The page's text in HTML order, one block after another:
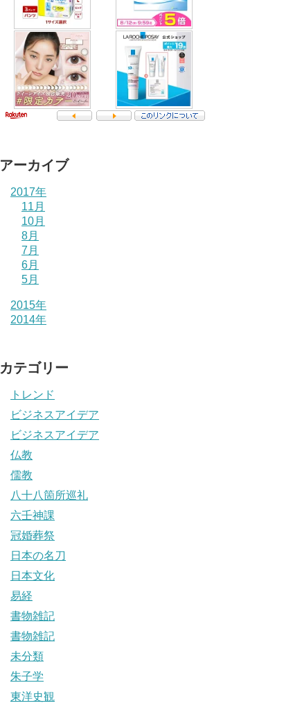
アーカイブ
2017年
11月
10月
8月
7月
6月
5月
2015年
2014年
カテゴリー
トレンド
ビジネスアイデア
ビジネスアイデア
仏教
儒教
八十八箇所巡礼
六壬神課
冠婚葬祭
日本の名刀
日本文化
易経
書物雑記
書物雑記
未分類
朱子学
東洋史観